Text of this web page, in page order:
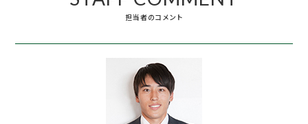
担当者のコメント